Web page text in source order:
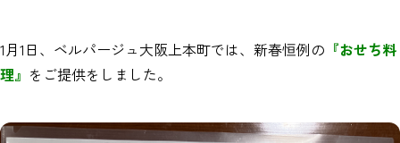
1月1日、ベルパージュ大阪上本町では、新春恒例の 『おせち料
理』 をご提供をしました。